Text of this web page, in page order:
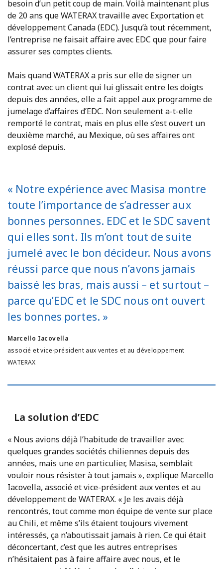
besoin d’un petit coup de main. Voilà maintenant plus
de 20 ans que WATERAX travaille avec Exportation et
développement Canada (EDC). Jusqu’à tout récemment,
l’entreprise ne faisait affaire avec EDC que pour faire
assurer ses comptes clients.
Mais quand WATERAX a pris sur elle de signer un
contrat avec un client qui lui glissait entre les doigts
depuis des années, elle a fait appel aux programme de
jumelage d’affaires d’EDC. Non seulement a-t-elle
remporté le contrat, mais en plus elle s’est ouvert un
deuxième marché, au Mexique, où ses affaires ont
explosé depuis.
« Notre expérience avec Masisa montre
toute l’importance de s’adresser aux
bonnes personnes. EDC et le SDC savent
qui elles sont. Ils m’ont tout de suite
jumelé avec le bon décideur. Nous avons
réussi parce que nous n’avons jamais
baissé les bras, mais aussi – et surtout –
parce qu’EDC et le SDC nous ont ouvert
les bonnes portes. »
Marcello Iacovella
associé et vice-président aux ventes et au développement
WATERAX
La solution d’EDC
« Nous avions déjà l’habitude de travailler avec
quelques grandes sociétés chiliennes depuis des
années, mais une en particulier, Masisa, semblait
vouloir nous résister à tout jamais », explique Marcello
Iacovella, associé et vice-président aux ventes et au
développement de WATERAX. « Je les avais déjà
rencontrés, tout comme mon équipe de vente sur place
au Chili, et même s’ils étaient toujours vivement
intéressés, ça n’aboutissait jamais à rien. Ce qui était
déconcertant, c’est que les autres entreprises
n’hésitaient pas à faire affaire avec nous, et le